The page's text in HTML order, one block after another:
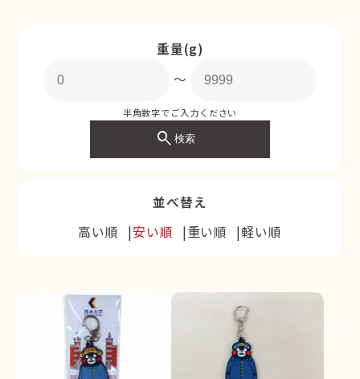
重量(g)
〜
半角数字でご入力ください
search検索
並べ替え
高い順
安い順 重い順 軽い順